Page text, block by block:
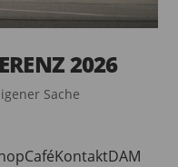
2026
Sache